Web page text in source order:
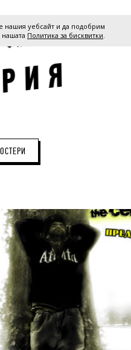
нашия уебсайт и да подобрим
нашата Политика за бисквитки.
Ф ИЛМИ
Р ИЯ